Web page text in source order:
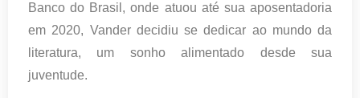
Banco do Brasil, onde atuou até sua aposentadoria
em 2020, Vander decidiu se dedicar ao mundo da
literatura, um sonho alimentado desde sua
juventude.